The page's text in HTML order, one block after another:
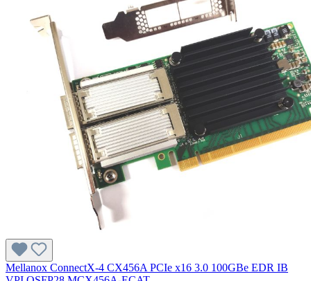
Mellanox ConnectX-4 CX456A PCIe x16 3.0 100GBe EDR IB